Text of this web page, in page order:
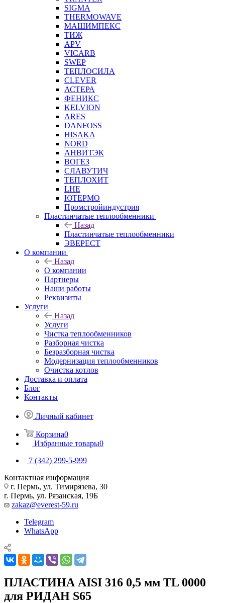
SIGMA
THERMOWAVE
МАШИМПЕКС
ТИЖ
APV
VICARB
SWEP
ТЕПЛОСИЛА
CLEVER
АСТЕРА
ФЕНИКС
KELVION
ARES
DANFOSS
HISAKA
NORD
АНВИТЭК
ВОГЕЗ
СЛАВУТИЧ
ТЕПЛОХИТ
LHE
ЮТЕРМО
Промстройиндустрия
Пластинчатые теплообменники
Назад
Пластинчатые теплообменники
ЭВЕРЕСТ
О компании
Назад
О компании
Партнеры
Наши работы
Реквизиты
Услуги
Назад
Услуги
Чистка теплообменников
Разборная чистка
Безразборная чистка
Модернизация теплообменников
Очистка котлов
Доставка и оплата
Блог
Контакты
Личный кабинет
Корзина0
Избранные товары0
7 (342) 299-5-999
Контактная информация
г. Пермь, ул. Тимирязева, 30
г. Пермь, ул. Рязанская, 19Б
zakaz@everest-59.ru
Telegram
WhatsApp
ПЛАСТИНА AISI 316 0,5 мм TL 0000
для РИДАН S65